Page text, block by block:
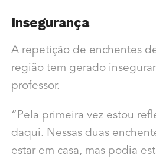
Insegurança
A repetição de enchentes
região tem gerado
professor.
“Pela primeira vez estou
daqui. Nessas duas
estar em casa, mas podia